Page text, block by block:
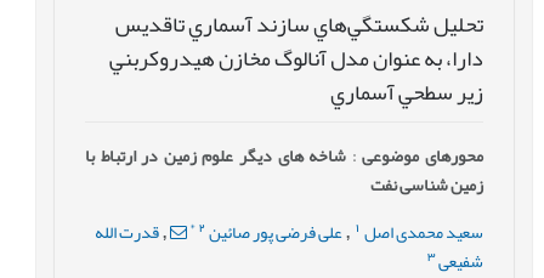
تحليل شکستگي‌هاي سازند آسماري تاقديس
دارا، به عنوان مدل آنالوگ مخازن هيدروکربني
زير سطحي آسماري
محورهای موضوعی: شاخه های دیگر علوم زمین در ارتباط با
زمین شناسی نفت
سعید محمدی اصل , علی فرضی پور صائین 2
*
,قدرت الله
شفیعی 3